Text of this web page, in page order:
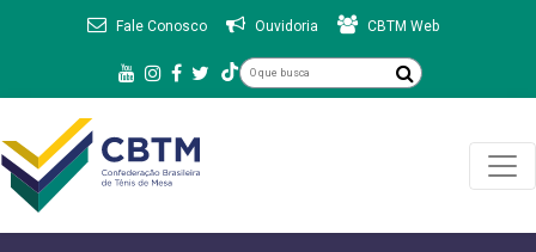
Fale Conosco Ouvidoria CBTM Web